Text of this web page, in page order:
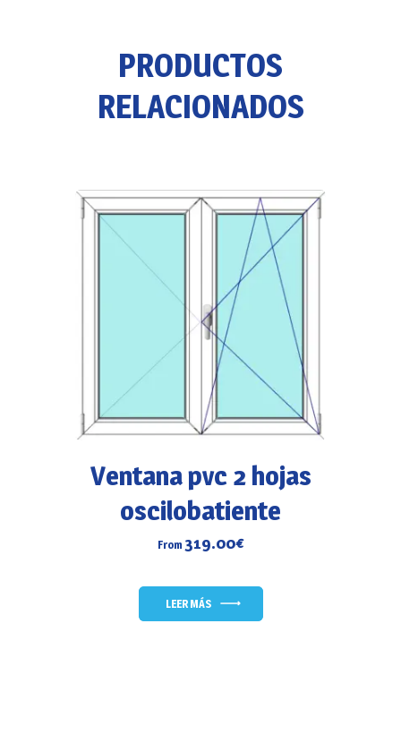
PRODUCTOS
RELACIONADOS
Ventana pvc 2 hojas
oscilobatiente
From 319.00€
LEER MÁS